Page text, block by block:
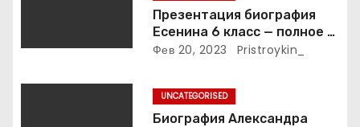
с
я
Презентация биография
Есенина 6 класс — полное и
подробное описание жизни
Фев 20, 2023 Pristroykin_
UNCATEGORISED
Биография Александра